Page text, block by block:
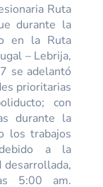
Ruta
durante la
en la Ruta
– Lebrija,
se adelantó
prioritarias
con
durante la
los trabajos
a la
5:00 am.